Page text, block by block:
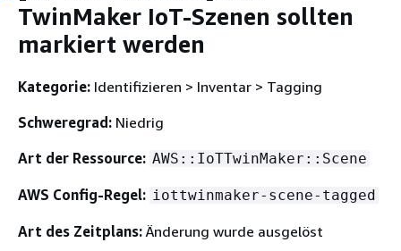
TwinMaker IoT-Szenen sollten
markiert werden
Kategorie: Identifizieren > Inventar > Tagging
Schweregrad: Niedrig
Art der Ressource: AWS::IoTTwinMaker::Scene
AWS Config-Regel: iottwinmaker-scene-tagged
Art des Zeitplans: Änderung wurde ausgelöst